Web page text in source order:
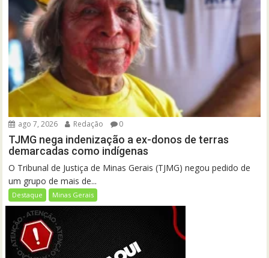
ago 7, 2026 Redação 0
TJMG nega indenização a ex-donos de terras
demarcadas como indígenas
O Tribunal de Justiça de Minas Gerais (TJMG) negou pedido de
um grupo de mais de...
Destaque Minas Gerais